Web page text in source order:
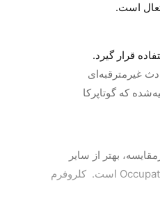
است.
غیر‌مترقبه‌ای
که گوتاپرکا
بهتر از سایر
حلال‌ها عمل می‌کند. درمعرض کلروفرم قرار‌گرفتن طی درمان کانال‌ریشه، در‌حد بسیار پاییـن‌تـر از استانـداردهای (Occupational Safety and Health Administration (OSHA است. کلروفرم